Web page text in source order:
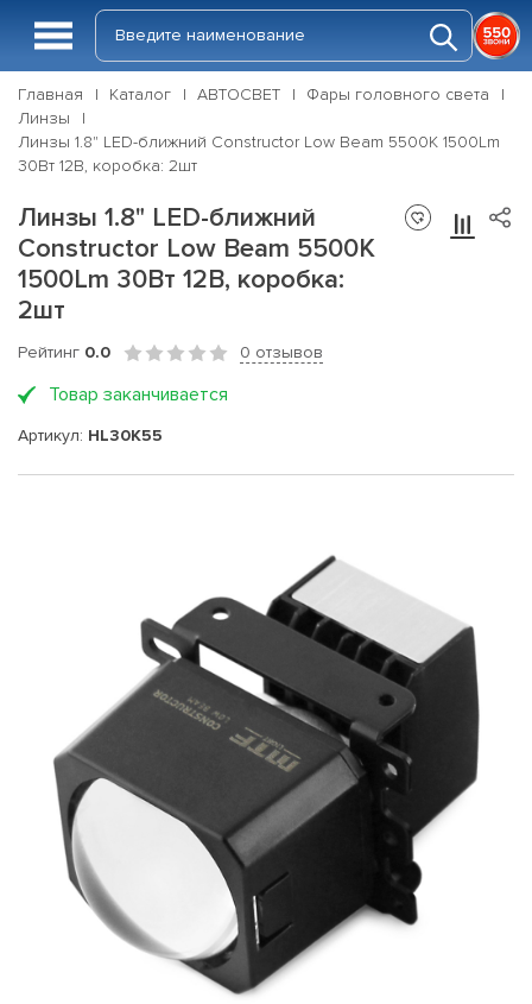
Главная Каталог АВТОСВЕТ
Фары головного света
Линзы
Линзы 1.8" LED-ближний Constructor Low Beam 5500K 1500Lm
30Вт 12В, коробка: 2шт
Линзы 1.8" LED-ближний
Constructor Low Beam 5500K
1500Lm 30Вт 12В, коробка:
2шт
Рейтинг 0.0 0 отзывов
Товар заканчивается
Артикул: HL30K55